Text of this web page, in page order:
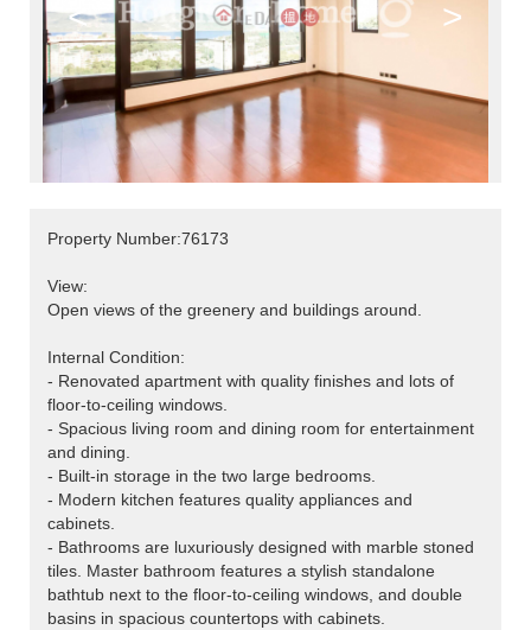
< >
Property Number:76173
View:
Open views of the greenery and buildings around.
Internal Condition:
- Renovated apartment with quality finishes and lots of
floor-to-ceiling windows.
- Spacious living room and dining room for entertainment
and dining.
- Built-in storage in the two large bedrooms.
- Modern kitchen features quality appliances and
cabinets.
- Bathrooms are luxuriously designed with marble stoned
tiles. Master bathroom features a stylish standalone
bathtub next to the floor-to-ceiling windows, and double
basins in spacious countertops with cabinets.